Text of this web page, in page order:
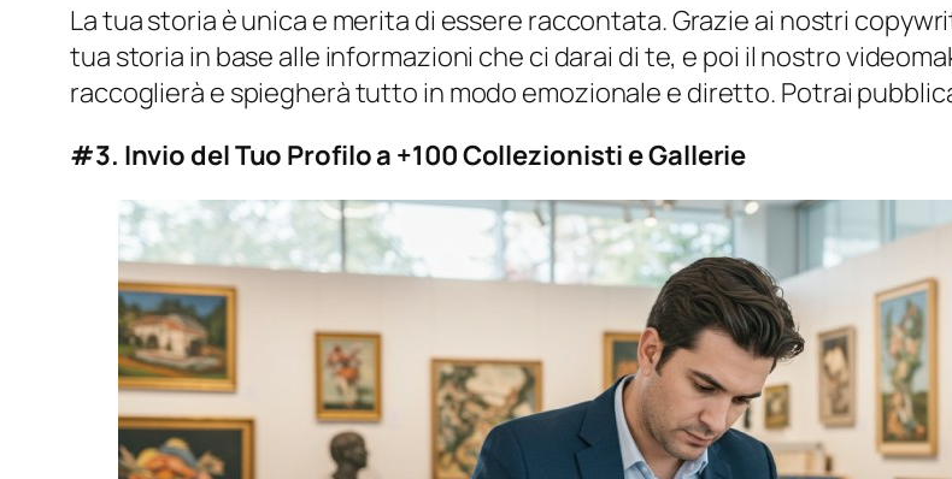
La tua storia è unica e merita di essere raccontata. Grazie ai nostri
tua storia in base alle informazioni che ci darai di te, e poi il nostro
raccoglierà e spiegherà tutto in modo emozionale e diretto. Potrai
#3. Invio del Tuo Profilo a +100 Collezionisti e Gallerie